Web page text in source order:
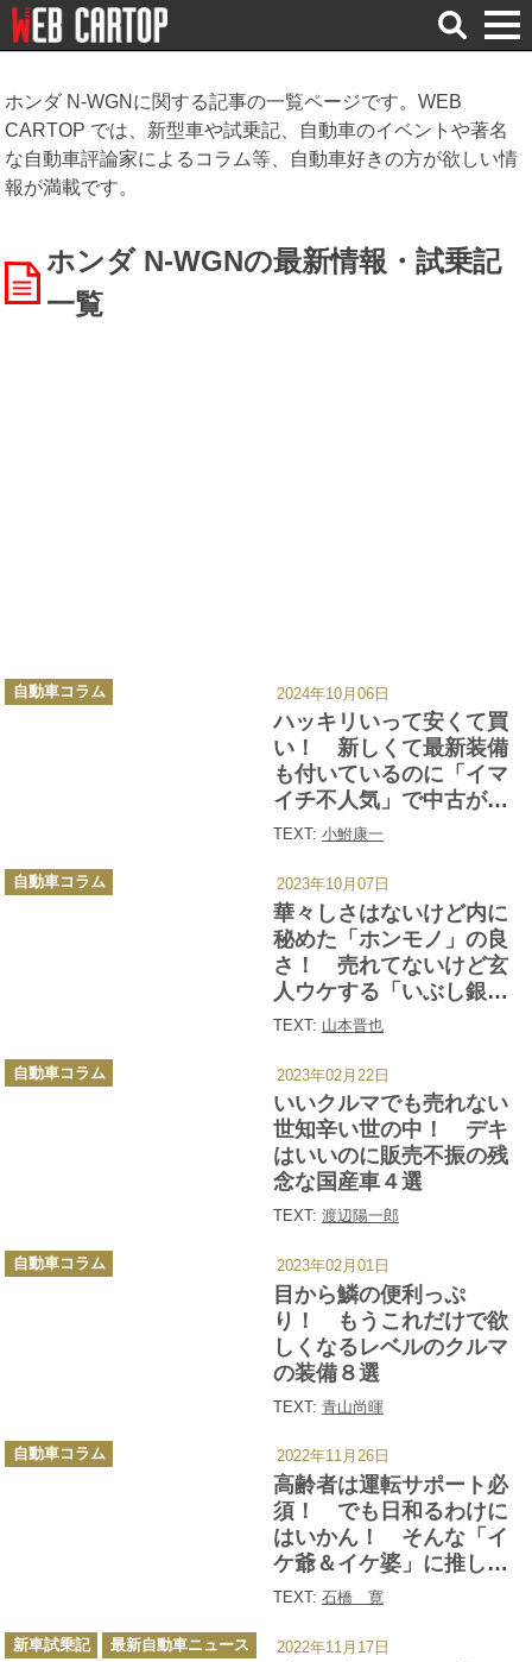
検
索
ホンダ N-WGNに関する記事の一覧ページです。WEB
CARTOP では、新型車や試乗記、自動車のイベントや著名
な自動車評論家によるコラム等、自動車好きの方が欲しい情
報が満載です。
ホンダ N-WGNの最新情報・試乗記
一覧
ハッキリいって安くて買
い！ 新しくて最新装備
も付いているのに「イマ
イチ不人気」で中古が安
いコスパ最高のクルマ４
TEXT: 小鮒康一
カ
テ
自動車コラム 2024年10月06日
華々しさはないけど内に
秘めた「ホンモノ」の良
さ！ 売れてないけど玄
人ウケする「いぶし銀カ
ー」４台
TEXT: 山本晋也
カ
テ
自動車コラム 2023年10月07日
いいクルマでも売れない
世知辛い世の中！ デキ
はいいのに販売不振の残
念な国産車４選
TEXT: 渡辺陽一郎
カ
テ
自動車コラム 2023年02月22日
目から鱗の便利っぷ
り！ もうこれだけで欲
しくなるレベルのクルマ
の装備８選
TEXT: 青山尚暉
カ
テ
自動車コラム 2023年02月01日
高齢者は運転サポート必
須！ でも日和るわけに
はいかん！ そんな「イ
ケ爺＆イケ婆」に推した
い安心・安全のイケカー
TEXT: 石橋 寛
カ
テ
自動車コラム 2022年11月26日
カ
テ
新車試乗記 最新自動車ニュース 2022年11月17日